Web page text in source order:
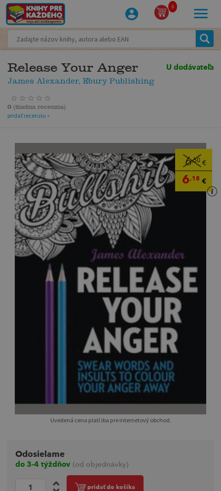
0
Release Your Anger
James Alexander, Ebury Publishing
U dodávateľa
0 (žiadna recenzia)
pridať recenziu »
6,50 €
6,18 €
Uvedená cena platí iba pre internetový obchod.
Odosielame
do 3-4 týždňov (od objednávky)
pridať do košíka